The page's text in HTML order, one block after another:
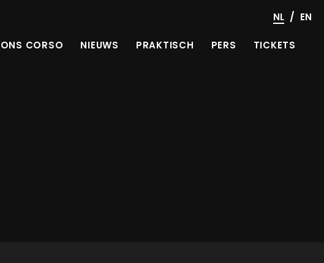
ONS CORSO NIEUWS PRAKTISCH PERS TICKETS
NL / EN